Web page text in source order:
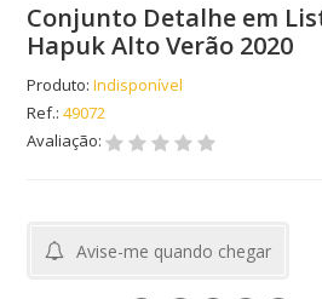
Conjunto Detalhe em
Hapuk Alto Verão 2020
Produto: Indisponível
Ref.:49072
Avaliação:
Avise-me quando chegar